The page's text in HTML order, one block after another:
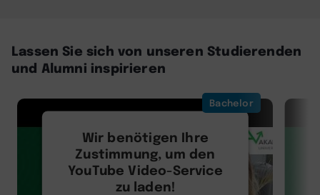
Lassen Sie sich von unseren Studierenden
und Alumni inspirieren
Bachelor
Wir benötigen Ihre
Zustimmung, um den
YouTube Video-Service
zu laden!